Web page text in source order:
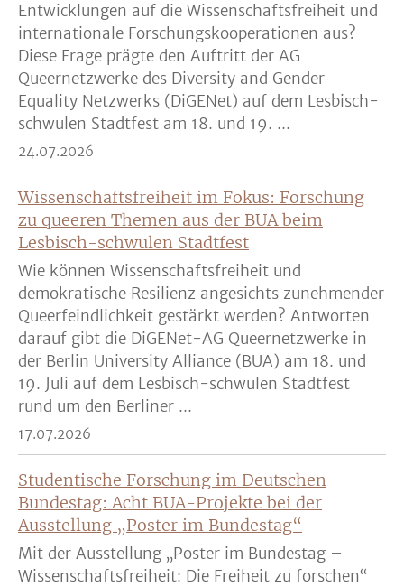
Entwicklungen auf die Wissenschaftsfreiheit und
internationale Forschungskooperationen aus?
Diese Frage prägte den Auftritt der AG
Queernetzwerke des Diversity and Gender
Equality Netzwerks (DiGENet) auf dem Lesbisch-
schwulen Stadtfest am 18. und 19. ...
24.07.2026
Wissenschaftsfreiheit im Fokus: Forschung
zu queeren Themen aus der BUA beim
Lesbisch-schwulen Stadtfest
Wie können Wissenschaftsfreiheit und
demokratische Resilienz angesichts zunehmender
Queerfeindlichkeit gestärkt werden? Antworten
darauf gibt die DiGENet-AG Queernetzwerke in
der Berlin University Alliance (BUA) am 18. und
19. Juli auf dem Lesbisch-schwulen Stadtfest
rund um den Berliner ...
17.07.2026
Studentische Forschung im Deutschen
Bundestag: Acht BUA-Projekte bei der
Ausstellung „Poster im Bundestag“
Mit der Ausstellung „Poster im Bundestag –
Wissenschaftsfreiheit: Die Freiheit zu forschen“